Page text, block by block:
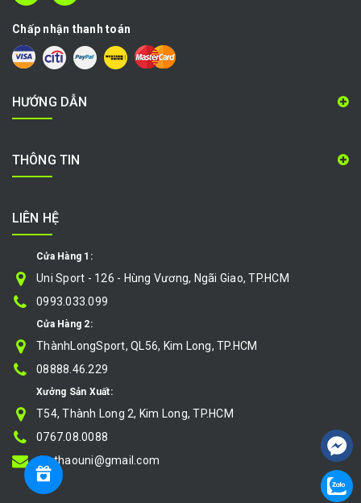
Chấp nhận thanh toán
HƯỚNG DẪN
THÔNG TIN
LIÊN HỆ
Cửa Hàng 1:
Uni Sport - 126 - Hùng Vương, Ngãi Giao, TP.HCM
0993.033.099
Cửa Hàng 2:
ThànhLongSport, QL56, Kim Long, TP.HCM
08888.46.229
Xưởng Sản Xuất:
T54, Thành Long 2, Kim Long, TP.HCM
0767.08.0088
thethaouni@gmail.com